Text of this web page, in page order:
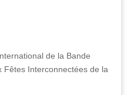
de la Bande
Fêtes Interconnectées de la